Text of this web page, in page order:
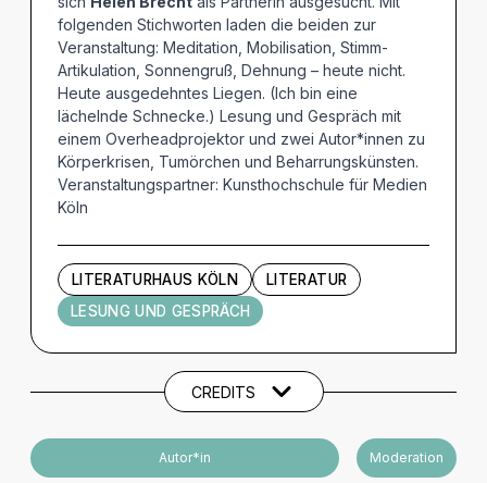
folgenden Stichworten laden die beiden zur
Veranstaltung: Meditation, Mobilisation, Stimm-
Artikulation, Sonnengruß, Dehnung – heute nicht.
Heute ausgedehntes Liegen. (Ich bin eine
lächelnde Schnecke.) Lesung und Gespräch mit
einem Overheadprojektor und zwei Autor*innen zu
Körperkrisen, Tumörchen und Beharrungskünsten.
Veranstaltungspartner: Kunsthochschule für Medien
Köln
LITERATURHAUS KÖLN
LITERATUR
LESUNG UND GESPRÄCH
Künstler und Beteiligte
CREDITS
Autor*in Moderation